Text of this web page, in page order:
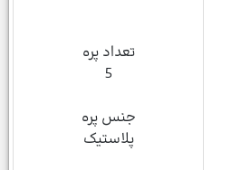
تعداد پره
5
جنس پره
پلاستیک